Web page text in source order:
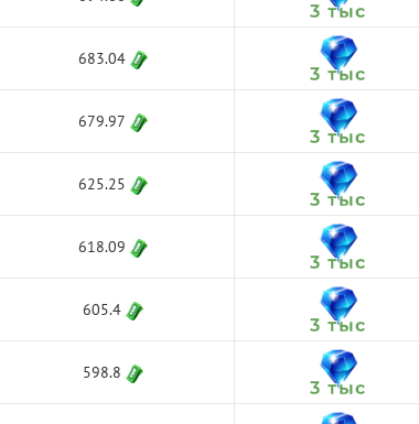
3 тыс
683.04
3 тыс
679.97
3 тыс
625.25
3 тыс
618.09
3 тыс
605.4
3 тыс
598.8
3 тыс